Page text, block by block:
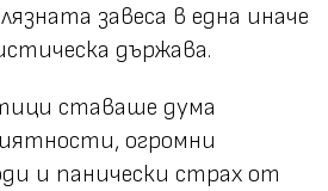
завеса в една иначе
държава.
ставаше дума
огромни
и панически страх от